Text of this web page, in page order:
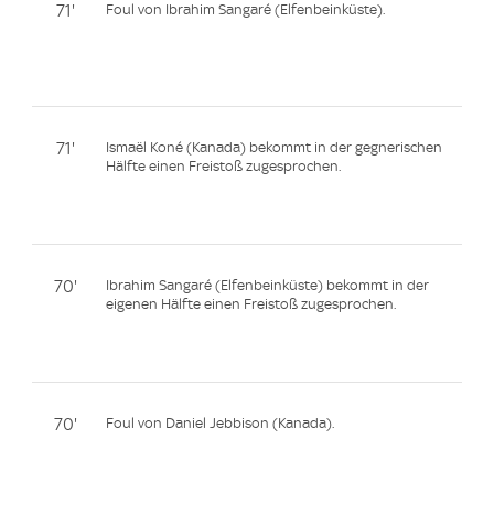
71' Foul von Ibrahim Sangaré (Elfenbeinküste).
71'
Ismaël Koné (Kanada) bekommt in der gegnerischen
Hälfte einen Freistoß zugesprochen.
70'
Ibrahim Sangaré (Elfenbeinküste) bekommt in der
eigenen Hälfte einen Freistoß zugesprochen.
70' Foul von Daniel Jebbison (Kanada).